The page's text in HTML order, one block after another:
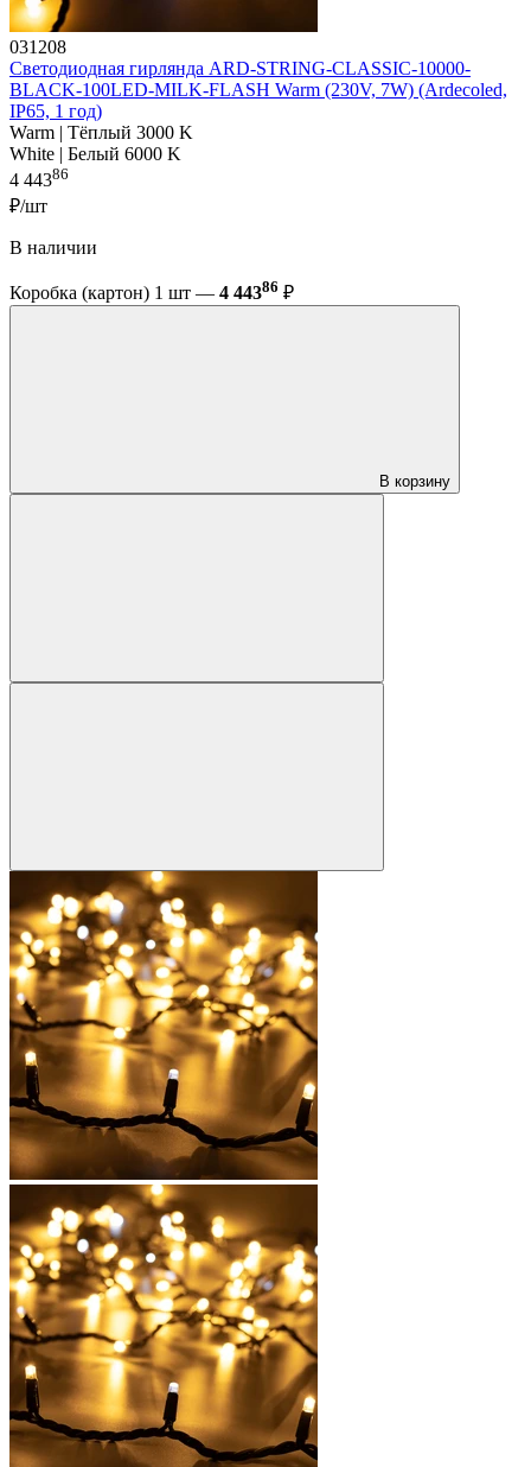
031208
Светодиодная гирлянда ARD-STRING-CLASSIC-10000-
BLACK-100LED-MILK-FLASH Warm (230V, 7W) (Ardecoled,
IP65, 1 год)
Warm | Тёплый 3000 K
White | Белый 6000 K
4 44386
₽/шт
В наличии
Коробка (картон) 1 шт — 4 44386 ₽
В корзину